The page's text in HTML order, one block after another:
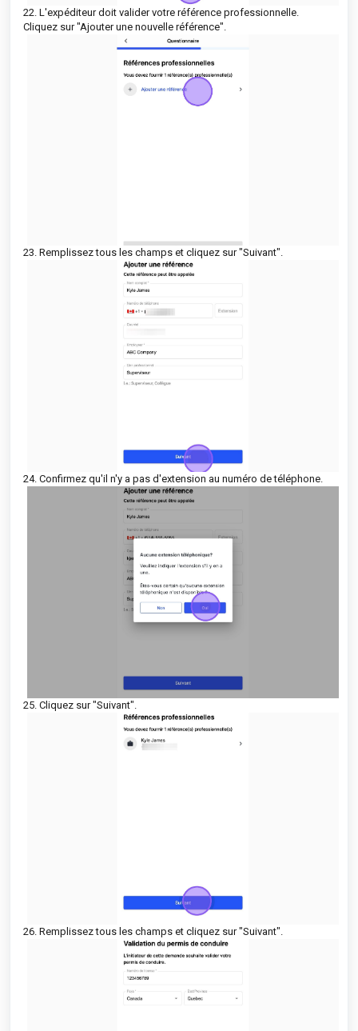
22. L'expéditeur doit valider votre référence professionnelle.
Cliquez sur "Ajouter une nouvelle référence".
23. Remplissez tous les champs et cliquez sur "Suivant".
24. Confirmez qu'il n'y a pas d'extension au numéro de téléphone.
25. Cliquez sur "Suivant".
26. Remplissez tous les champs et cliquez sur "Suivant".